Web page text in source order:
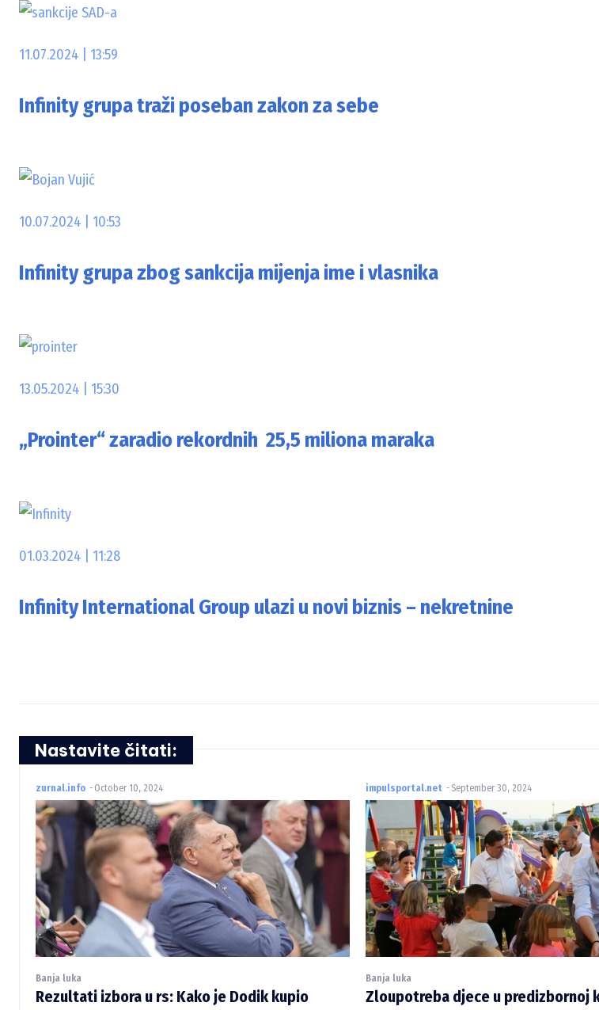
11.07.2024 | 13:59
Infinity grupa traži poseban zakon za sebe
10.07.2024 | 10:53
Infinity grupa zbog sankcija mijenja ime i vlasnika
13.05.2024 | 15:30
„Prointer“ zaradio rekordnih 25,5 miliona maraka
01.03.2024 | 11:28
Infinity International Group ulazi u novi biznis – nekretnine
Nastavite čitati:
zurnal.info - October 10, 2024
Banja luka
Rezultati izbora u rs: Kako je Dodik kupio
impulsportal.net - September 30, 2024
Banja luka
Zloupotreba djece u predizbornoj